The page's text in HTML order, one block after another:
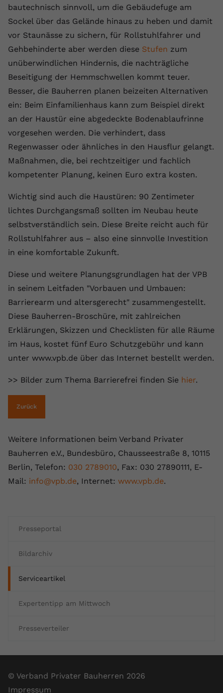
Presseportal
Bildarchiv
Serviceartikel
Expertentipp am Mittwoch
Presseverteiler
bautechnisch sinnvoll, um die Gebäudefuge am
Sockel über das Gelände hinaus zu heben und damit
vor Staunässe zu sichern, für Rollstuhlfahrer und
Gehbehinderte aber werden diese Stufen zum
unüberwindlichen Hindernis, die nachträgliche
Beseitigung der Hemmschwellen kommt teuer.
Besser, die Bauherren planen beizeiten Alternativen
ein: Beim Einfamilienhaus kann zum Beispiel direkt
an der Haustür eine abgedeckte Bodenablaufrinne
vorgesehen werden. Die verhindert, dass
Regenwasser oder ähnliches in den Hausflur gelangt.
Maßnahmen, die, bei rechtzeitiger und fachlich
kompetenter Planung, keinen Euro extra kosten.
Wichtig sind auch die Haustüren: 90 Zentimeter
lichtes Durchgangsmaß sollten im Neubau heute
selbstverständlich sein. Diese Breite reicht auch für
Rollstuhlfahrer aus – also eine sinnvolle Investition
in eine komfortable Zukunft.
Diese und weitere Planungsgrundlagen hat der VPB
in seinem Leitfaden "Vorbauen und Umbauen:
Barrierearm und altersgerecht" zusammengestellt.
Diese Bauherren-Broschüre, mit zahlreichen
Erklärungen, Skizzen und Checklisten für alle Räume
im Haus, kostet fünf Euro Schutzgebühr und kann
unter www.vpb.de über das Internet bestellt werden.
>> Bilder zum Thema Barrierefrei finden Sie hier.
Zurück
Weitere Informationen beim Verband Privater
Bauherren e.V., Bundesbüro, Chausseestraße 8, 10115
Berlin, Telefon: 030 2789010, Fax: 030 27890111, E-
Mail: info@vpb.de, Internet: www.vpb.de.
© Verband Privater Bauherren 2026
Impressum
Videos verwendet.
Name yt.innertube::requests
Anbieter youtube.com
Laufzeit Session
Dieser von YouTube gesetzte Cookie
Daten darüber zu speichern, welche
Videos von YouTube der Nutzer
gesehen hat.
Name yt.innertube::nextId
Anbieter Youtube.com
Laufzeit Session
Dieser von YouTube gesetzte Cookie
registriert eine eindeutige ID, um
Videos von YouTube der Nutzer
gesehen hat.
Name yt-remote-connected-devices
Anbieter Youtube.com
Laufzeit Session
YouTube setzt diesen Cookie, um die